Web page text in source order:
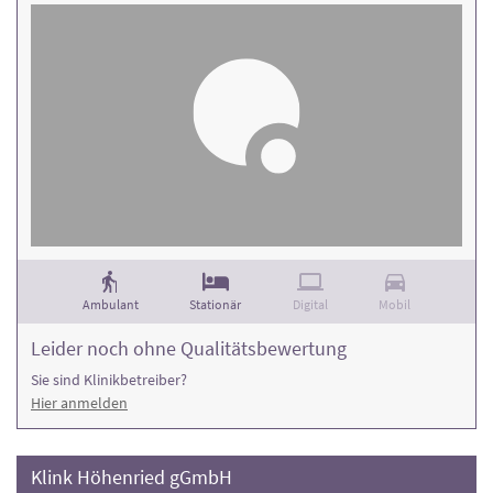
Ambulant Stationär Digital Mobil
Leider noch ohne Qualitätsbewertung
Sie sind Klinikbetreiber?
Hier anmelden
Klink Höhenried gGmbH